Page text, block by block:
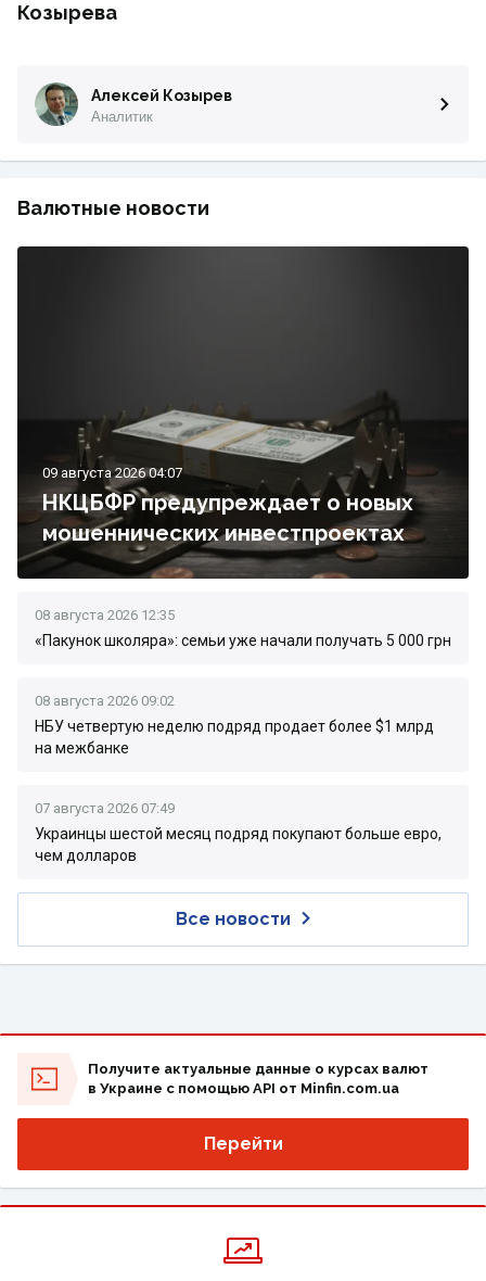
Козырева
Алексей Козырев
Аналитик
Валютные новости
09 августа 2026 04:07
НКЦБФР предупреждает о новых
мошеннических инвестпроектах
08 августа 2026 12:35
«Пакунок школяра»: семьи уже начали получать 5 000 грн
08 августа 2026 09:02
НБУ четвертую неделю подряд продает более $1 млрд
на межбанке
07 августа 2026 07:49
Украинцы шестой месяц подряд покупают больше евро,
чем долларов
Все новости
Получите актуальные данные о курсах валют
в Украине с помощью API от Minfin.com.ua
Перейти